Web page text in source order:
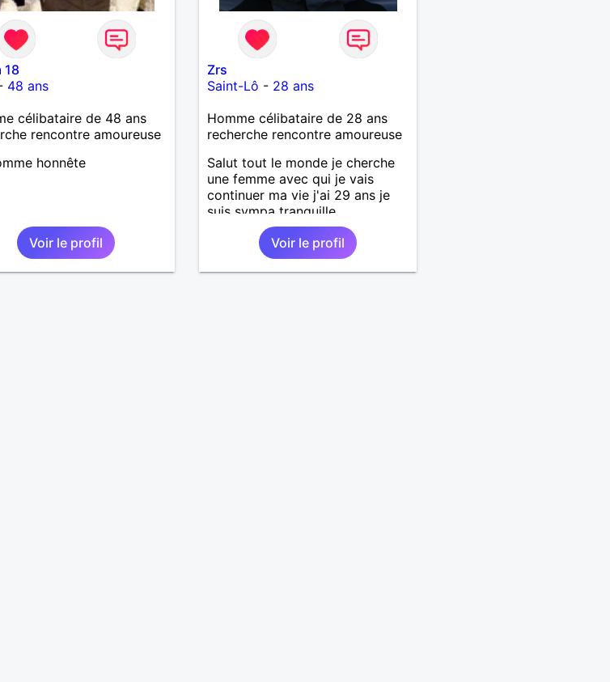
18
48 ans
célibataire de 48 ans
rencontre amoureuse
honnête
Voir le profil
Zrs
Saint-Lô - 28 ans
Homme célibataire de 28 ans
recherche rencontre amoureuse
Salut tout le monde je cherche
une femme avec qui je vais
continuer ma vie j'ai 29 ans je
suis sympa tranquille
Voir le profil